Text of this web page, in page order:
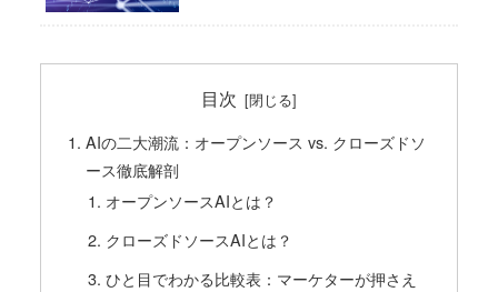
目次
AIの二大潮流：オープンソース vs. クローズドソ
ース徹底解剖
オープンソースAIとは？
クローズドソースAIとは？
ひと目でわかる比較表：マーケターが押さえ